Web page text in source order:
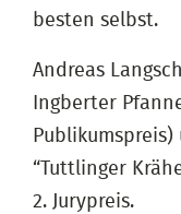
besten selbst.
Andreas
Ingberter
“Tuttlinger
2. Jurypreis.